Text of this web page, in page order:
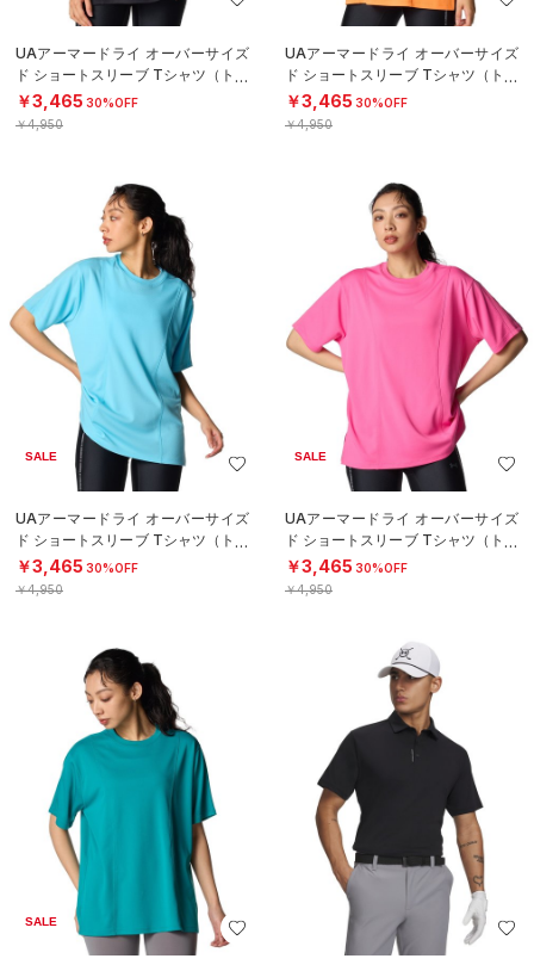
UAアーマードライ オーバーサイズ
ド ショートスリーブ Tシャツ（トレ
ーニング/WOMEN）
￥3,465 30%OFF
￥4,950
UAアーマードライ オーバーサイズ
ド ショートスリーブ Tシャツ（トレ
ーニング/WOMEN）
￥3,465 30%OFF
￥4,950
SALE
UAアーマードライ オーバーサイズ
ド ショートスリーブ Tシャツ（トレ
ーニング/WOMEN）
￥3,465 30%OFF
￥4,950
SALE
UAアーマードライ オーバーサイズ
ド ショートスリーブ Tシャツ（トレ
ーニング/WOMEN）
￥3,465 30%OFF
￥4,950
SALE